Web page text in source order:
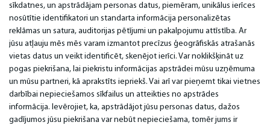
sīkdatnes, un apstrādājam personas datus, piemēram, unikālus ierīces
nosūtītie identifikatori un standarta informācija personalizētas
reklāmas un satura, auditorijas pētījumi un pakalpojumu attīstība. Ar
jūsu atļauju mēs mēs varam izmantot precīzus ģeogrāfiskās atrašanās
vietas datus un veikt identificēt, skenējot ierīci. Var noklikšķināt uz
pogas piekrišana, lai piekristu informācijas apstrādei mūsu uzņēmuma
un mūsu partneri, kā aprakstīts iepriekš. Vai arī var pieņemt tikai vietnes
darbībai nepieciešamos sīkfailus un atteikties no apstrādes
informācija. Ievērojiet, ka, apstrādājot jūsu personas datus, dažos
gadījumos jūsu piekrišana var nebūt nepieciešama, tomēr jums ir
SVARĪGI
Servisa centri
Garantija
Apmaksa
Lietošanas noteikumi
Privātuma politika
Kontakti
Distances līgums
KONTAKTI
Tel. +371 67296734
Mob. +371 27725222
WhatsApp +371 27725222
Krasta 89, LV-1019
Rīga, Latvija
email: info@bm.lv